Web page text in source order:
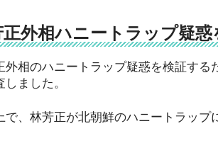
外相ハニートラップ疑惑
外相のハニートラップ疑惑を検証する
しました。
で、林芳正が北朝鮮のハニートラップ